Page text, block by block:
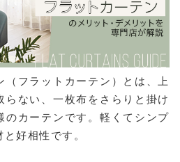
（フラットカーテン）とは、上
らない、一枚布をさらりと掛け
のカーテンです。軽くてシンプ
好相性です。